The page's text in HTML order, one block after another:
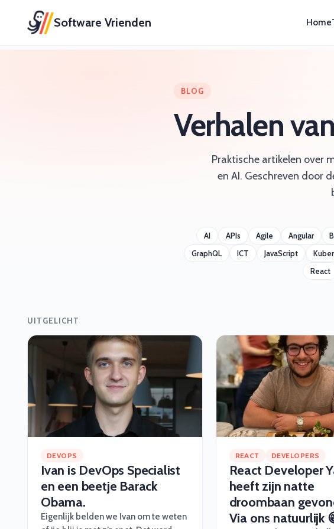
Software Vrienden Home
BLOG
Verhalen
Praktische artikelen over
en AI. Geschreven door
AI APIs Agile Angular
GraphQL
ICT JavaScript
React
UITGELICHT
DEVOPS
Ivan is DevOps Specialist
en een beetje Barack
Obama.
Eigenlijk belden we Ivan om te weten
REACT DEVELOPERS
React Developer
heeft zijn natte
droombaan
Via ons natuurlijk